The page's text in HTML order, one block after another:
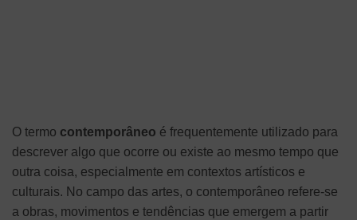
O termo contemporâneo é frequentemente utilizado para
descrever algo que ocorre ou existe ao mesmo tempo que
outra coisa, especialmente em contextos artísticos e
culturais. No campo das artes, o contemporâneo refere-se
a obras, movimentos e tendências que emergem a partir